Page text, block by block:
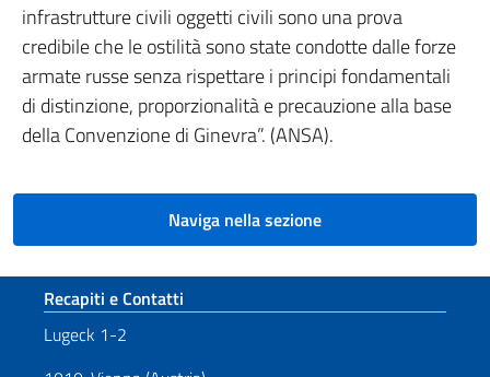
infrastrutture civili oggetti civili sono una prova
credibile che le ostilità sono state condotte dalle forze
armate russe senza rispettare i principi fondamentali
di distinzione, proporzionalità e precauzione alla base
della Convenzione di Ginevra”. (ANSA).
Naviga nella sezione
Sezione footer
Recapiti e Contatti
Lugeck 1-2